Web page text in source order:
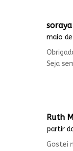
maio
Seja
Ruth
partir
Gostei